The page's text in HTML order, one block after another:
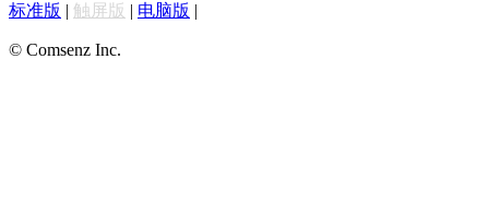
标准版 | 触屏版 | 电脑版 |
© Comsenz Inc.